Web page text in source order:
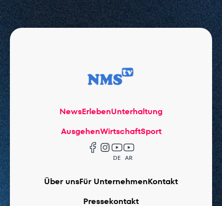
NewsErlebenUnterhaltung
AusgehenWirtschaftSport
DE AR
Über unsFür UnternehmenKontakt
Pressekontakt